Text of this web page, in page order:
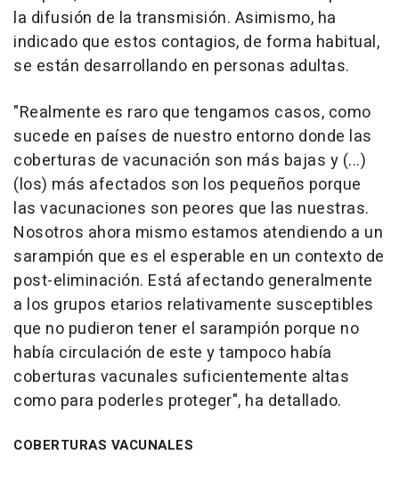
la difusión de la transmisión. Asimismo, ha
indicado que estos contagios, de forma habitual,
se están desarrollando en personas adultas.
"Realmente es raro que tengamos casos, como
sucede en países de nuestro entorno donde las
coberturas de vacunación son más bajas y (...)
(los) más afectados son los pequeños porque
las vacunaciones son peores que las nuestras.
Nosotros ahora mismo estamos atendiendo a un
sarampión que es el esperable en un contexto de
post-eliminación. Está afectando generalmente
a los grupos etarios relativamente susceptibles
que no pudieron tener el sarampión porque no
había circulación de este y tampoco había
coberturas vacunales suficientemente altas
como para poderles proteger", ha detallado.
COBERTURAS VACUNALES